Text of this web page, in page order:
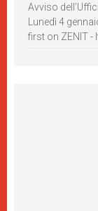
Avviso
Lunedì 4
first on ZENIT -